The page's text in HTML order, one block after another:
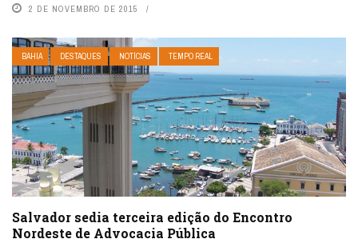
2 DE NOVEMBRO DE 2015
BAHIA DESTAQUES NOTÍCIAS TEMPO REAL
Salvador sedia terceira edição do Encontro
Nordeste de Advocacia Pública